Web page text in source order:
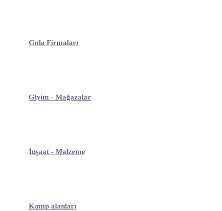
Gıda Firmaları
Giyim - Mağazalar
İnşaat - Malzeme
Kamp alanları